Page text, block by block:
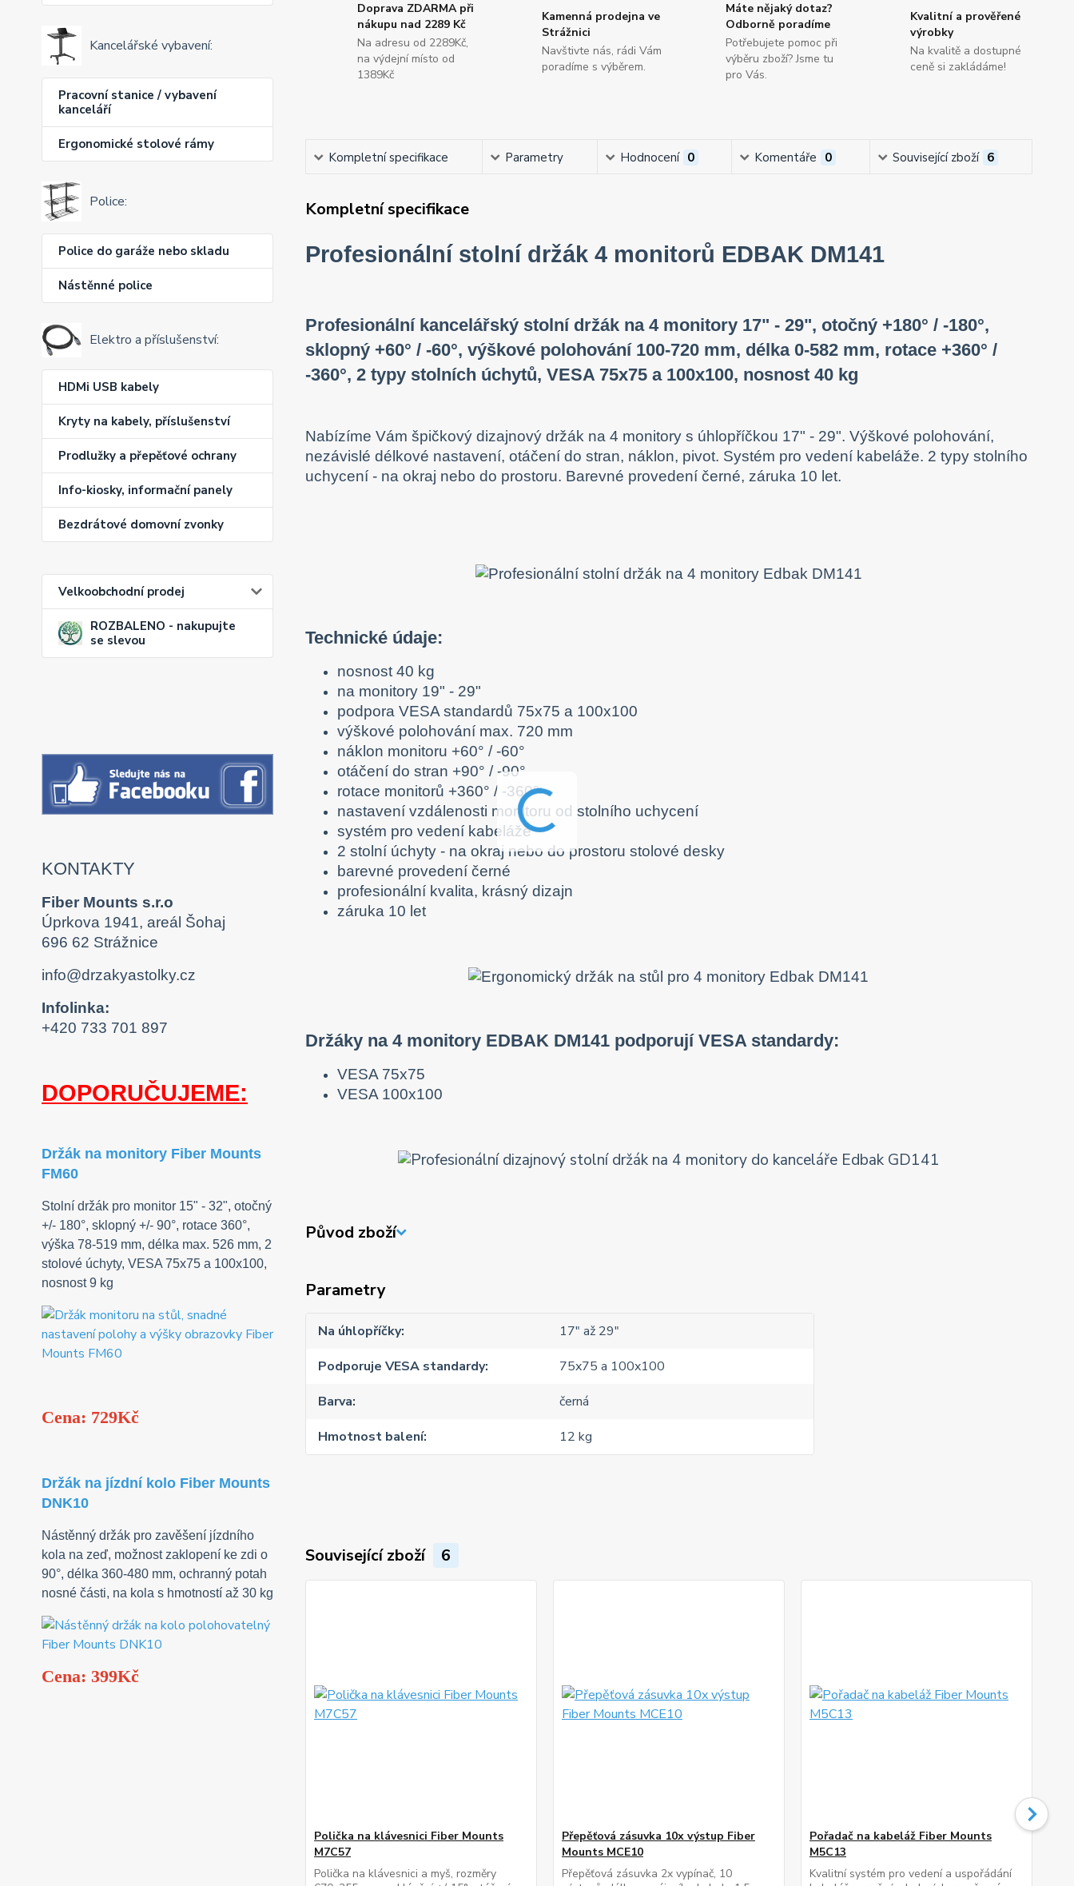
Kancelářské vybavení:
Pracovní stanice / vybavení
kanceláří
Ergonomické stolové rámy
Police:
Police do garáže nebo skladu
Nástěnné police
Elektro a příslušenství:
HDMi USB kabely
Kryty na kabely, příslušenství
Prodlužky a přepěťové ochrany
Info-kiosky, informační panely
Bezdrátové domovní zvonky
Velkoobchodní prodej
ROZBALENO - nakupujte
se slevou
KONTAKTY
Fiber Mounts s.r.o
Úprkova 1941, areál Šohaj
696 62 Strážnice
info@drzakyastolky.cz
Infolinka:
+420 733 701 897
DOPORUČUJEME:
Držák na monitory Fiber Mounts
FM60
Stolní držák pro monitor 15" - 32", otočný
+/- 180°, sklopný +/- 90°, rotace 360°,
výška 78-519 mm, délka max. 526 mm, 2
stolové úchyty, VESA 75x75 a 100x100,
nosnost 9 kg
Cena: 729Kč
Držák na jízdní kolo Fiber Mounts
DNK10
Nástěnný držák pro zavěšení jízdního
kola na zeď, možnost zaklopení ke zdi o
90°, délka 360-480 mm, ochranný potah
nosné části, na kola s hmotností až 30 kg
Cena: 399Kč
Doprava ZDARMA při
nákupu nad 2289 Kč
Na adresu od 2289Kč,
na výdejní místo od
1389Kč
Kamenná prodejna ve
Strážnici
Navštivte nás, rádi Vám
poradíme s výběrem.
Máte nějaký dotaz?
Odborně poradíme
Potřebujete pomoc při
výběru zboží? Jsme tu
pro Vás.
Kvalitní a prověřené
výrobky
Na kvalitě a dostupné
ceně si zakládáme!
Kompletní specifikace Parametry Hodnocení 0 Komentáře 0 Související zboží 6
Kompletní specifikace
Profesionální stolní držák 4 monitorů EDBAK DM141
Profesionální kancelářský stolní držák na 4 monitory 17" - 29", otočný +180° / -180°,
sklopný +60° / -60°, výškové polohování 100-720 mm, délka 0-582 mm, rotace +360° /
-360°, 2 typy stolních úchytů, VESA 75x75 a 100x100, nosnost 40 kg
Nabízíme Vám špičkový dizajnový držák na 4 monitory s úhlopříčkou 17" - 29". Výškové polohování,
nezávislé délkové nastavení, otáčení do stran, náklon, pivot. Systém pro vedení kabeláže. 2 typy stolního
uchycení - na okraj nebo do prostoru. Barevné provedení černé, záruka 10 let.
Technické údaje:
nosnost 40 kg
na monitory 19" - 29"
podpora VESA standardů 75x75 a 100x100
výškové polohování max. 720 mm
náklon monitoru +60° / -60°
otáčení do stran +90° / -90°
rotace monitorů +360° / -360°
nastavení vzdálenosti monitoru od stolního uchycení
systém pro vedení kabeláže
2 stolní úchyty - na okraj nebo do prostoru stolové desky
barevné provedení černé
profesionální kvalita, krásný dizajn
záruka 10 let
Držáky na 4 monitory EDBAK DM141 podporují VESA standardy:
VESA 75x75
VESA 100x100
Původ zboží
Parametry
Na úhlopříčky
17" až 29"
Podporuje VESA standardy
75x75 a 100x100
Barva
černá
Hmotnost balení
12 kg
Související zboží 6
Polička na klávesnici Fiber Mounts
M7C57
Polička na klávesnici a myš, rozměry
Přepěťová zásuvka 10x výstup Fiber
Mounts MCE10
Přepěťová zásuvka 2x vypínač, 10
Pořadač na kabeláž Fiber Mounts
M5C13
Kvalitní systém pro vedení a uspořádání